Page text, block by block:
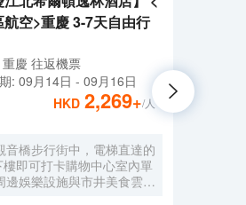
航空>重慶 3-7天自由行
重慶 往返機票
: 09月14日 - 09月16日
HKD 2,269+/人
橋步行街中，電梯直達的
即可打卡購物中心室內單
娛樂設施與市井美食雲